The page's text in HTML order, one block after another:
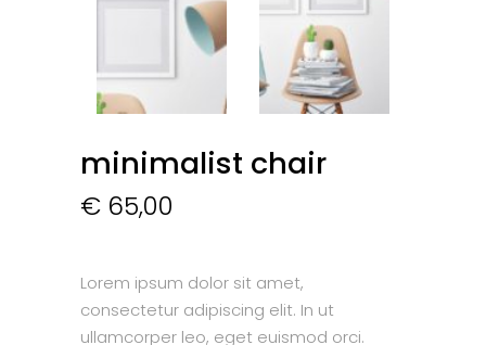
minimalist chair
€ 65,00
Lorem ipsum dolor sit amet,
consectetur adipiscing elit. In ut
ullamcorper leo, eget euismod orci.